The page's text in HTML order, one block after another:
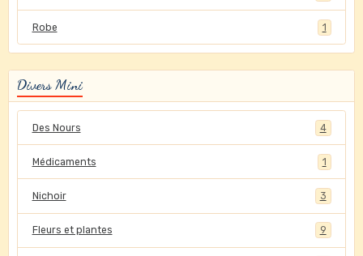
Robe 1
Divers Mini
Des Nours 4
Médicaments 1
Nichoir 3
Fleurs et plantes 9